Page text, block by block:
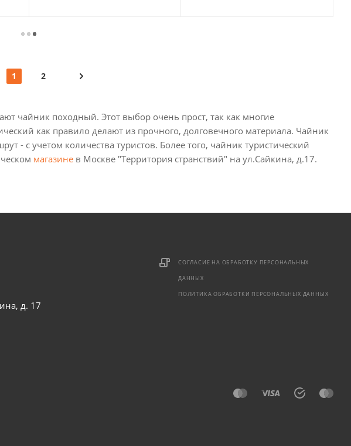
1 2
чайник походный. Этот выбор очень прост, так как многие
как правило делают из прочного, долговечного материала. Чайник
- с учетом количества туристов. Более того, чайник туристический
магазине в Москве "Территория странствий" на ул.Сайкина, д.17.
д. 17
СОГЛАСИЕ НА ОБРАБОТКУ ПЕРСОНАЛЬНЫХ
ДАННЫХ
ПОЛИТИКА ОБРАБОТКИ ПЕРСОНАЛЬНЫХ ДАННЫХ